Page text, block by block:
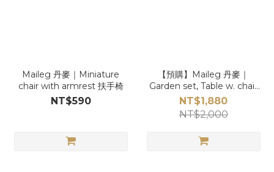
Maileg 丹麥｜Miniature
chair with armrest 扶手椅
NT$590
【預購】Maileg 丹麥｜
Garden set, Table w. chair
and bench, Miniature 戶外桌
椅組
NT$1,880
NT$2,000